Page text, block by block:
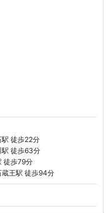
駅 徒歩22分
駅 徒歩63分
徒歩79分
蔵王駅 徒歩94分